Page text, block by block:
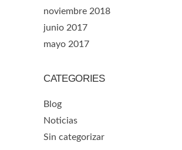
noviembre 2018
junio 2017
mayo 2017
CATEGORIES
Blog
Noticias
Sin categorizar